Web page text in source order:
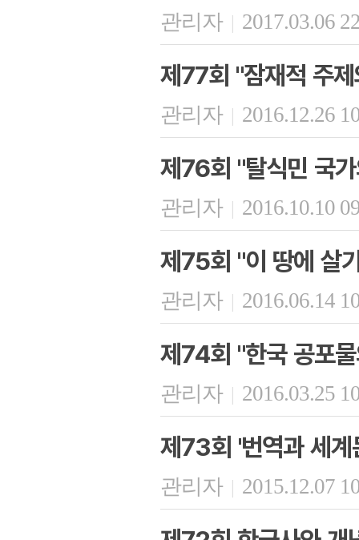
관리자 | 2017.03.06
제77회 "잠재적 주
관리자 | 2016.12.26
제76회 "탈식민 국
관리자 | 2016.10.10
제75회 "이 땅에 살
관리자 | 2016.06.14
제74회 "한국 공포
관리자 | 2016.03.25
제73회 '번역과 세계
관리자 | 2015.12.07